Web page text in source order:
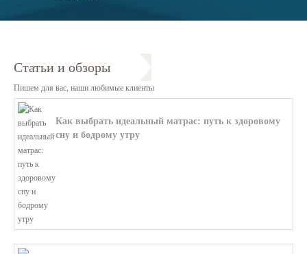
Статьи и обзоры
Пишем для вас, наши любимые клиенты
Как выбрать идеальный матрас: путь к здоровому
сну и бодрому утру